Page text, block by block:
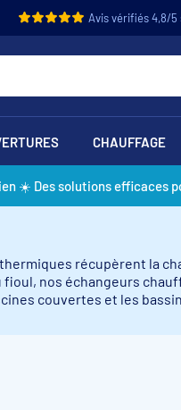
Avis vérifiés 4,8/5
CHAUFFAGE
☀️ Des solutions efficaces
récupèrent la
fioul, nos échangeurs
couvertes et les